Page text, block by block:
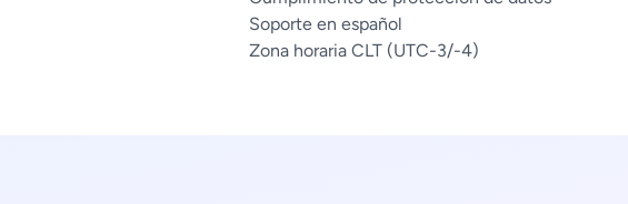
Soporte en español
Zona horaria CLT (UTC-3/-4)